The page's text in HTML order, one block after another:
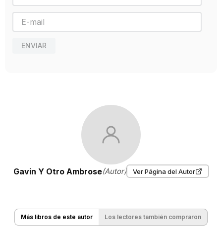
ENVIAR
Gavin Y Otro Ambrose(Autor) Ver Página del Autor
Más libros de este autor Los lectores también compraron